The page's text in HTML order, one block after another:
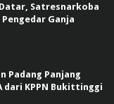
Satresnarkoba
Ganja
Padang Panjang
dari KPPN Bukittinggi